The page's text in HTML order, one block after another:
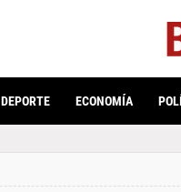
DEPORTE ECONOMÍA